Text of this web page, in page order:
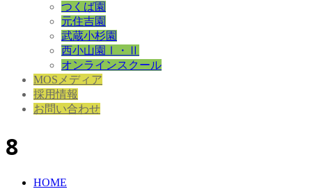
つくば園
元住吉園
武蔵小杉園
西小山園Ⅰ・Ⅱ
オンラインスクール
MOSメディア
採用情報
お問い合わせ
8
HOME